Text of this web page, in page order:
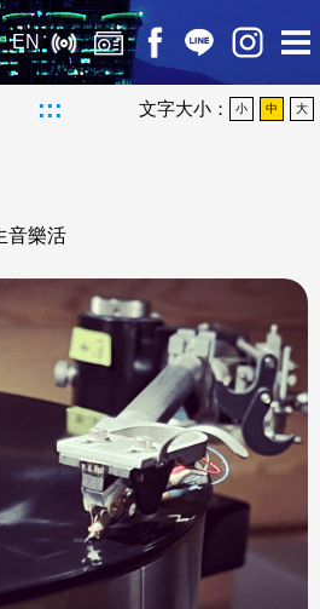
EN
::: 文字大小： 小 中 大
音樂活